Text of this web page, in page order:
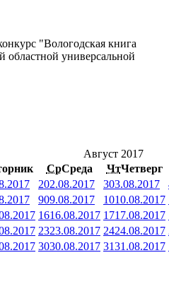
"Вологодская книга
областной универсальной
Август 2017
СрСреда ЧтЧетверг
202.08.2017 303.08.2017
909.08.2017 1010.08.2017
1616.08.2017 1717.08.2017
2323.08.2017 2424.08.2017
3030.08.2017 3131.08.2017